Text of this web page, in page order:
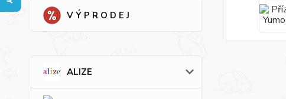
V Ý P R O D E J
ALIZE